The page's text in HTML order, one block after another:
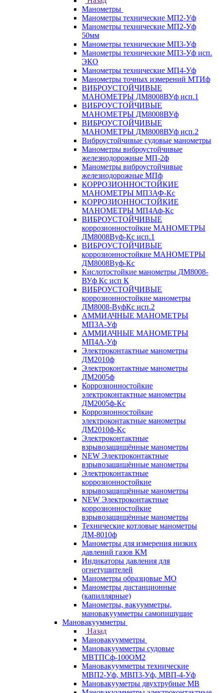
Манометры
Манометры технические МП2-Уф
Манометры технические МП2-Уф
50мм
Манометры технические МП3-Уф
Манометры технические МП3-Уф исп.
ЭКО
Манометры технические МП4-Уф
Манометры точных измерений МТИф
ВИБРОУСТОЙЧИВЫЕ
МАНОМЕТРЫ ДМ8008ВУф исп.1
ВИБРОУСТОЙЧИВЫЕ
МАНОМЕТРЫ ДМ8008ВУф
ВИБРОУСТОЙЧИВЫЕ
МАНОМЕТРЫ ДМ8008ВУф исп.2
Виброустойчивые судовые манометры
Манометры виброустойчивые
железнодорожные МП-2ф
Манометры виброустойчивые
железнодорожные МПф
КОРРОЗИОННОСТОЙКИЕ
МАНОМЕТРЫ МП3АФ-Кс
КОРРОЗИОННОСТОЙКИЕ
МАНОМЕТРЫ МП4Аф-Кс
ВИБРОУСТОЙЧИВЫЕ
коррозионностойкие МАНОМЕТРЫ
ДМ8008Вуф-Кс исп.1
ВИБРОУСТОЙЧИВЫЕ
коррозионностойкие МАНОМЕТРЫ
ДМ8008Вуф-Кс
Кислотостойкие манометры ДМ8008-
ВУф Кс исп К
ВИБРОУСТОЙЧИВЫЕ
коррозионностойкие манометры
ДМ8008-ВуфКс исп.2
АММИАЧНЫЕ МАНОМЕТРЫ
МП3А-Уф
АММИАЧНЫЕ МАНОМЕТРЫ
МП4А-Уф
Электроконтактные манометры
ДМ2010ф
Электроконтактные манометры
ДМ2005ф
Коррозионностойкие
электроконтактные манометры
ДМ2005ф-Кс
Коррозионностойкие
электроконтактные манометры
ДМ2010ф-Кс
Электроконтактные
взрывозащищённые манометры
NEW Электроконтактные
взрывозащищённые манометры
Электроконтактные
коррозионностойкие
взрывозащищённые манометры
NEW Электроконтактные
коррозионностойкие
взрывозащищённые манометры
Технические котловые манометры
ДМ-8010ф
Манометры для измерения низких
давлений газов КМ
Индикаторы давления для
огнетушителей
Манометры образцовые МО
Манометры дистанционные
(капиллярные)
Манометры, вакуумметры,
мановакуумметры самопишущие
Мановакуумметры
Назад
Мановакуумметры
Мановакуумметры судовые
МВТПСф-100ОМ2
Мановакуумметры технические
МВП2-Уф, МВП3-Уф, МВП-4-Уф
Мановакууметры двухтрубные МВ